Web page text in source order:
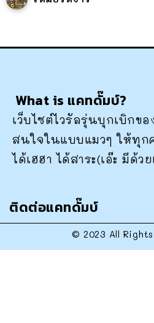
What is แคทดั๊มบ์?
เว็บไซต์ไวรัลรุ่นบุกเบิกขอ
สนใจในแบบแมวๆ ให้ทุ
ได้เฮฮา ได้สาระ(เอ๊ะ มีด้ว
ติดต่อแคทดั๊มบ์
© 2023 All